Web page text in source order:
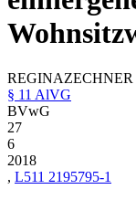
REGINAZECHNER
§ 11 AlVG
BVwG
27
6
2018
, L511 2195795-1